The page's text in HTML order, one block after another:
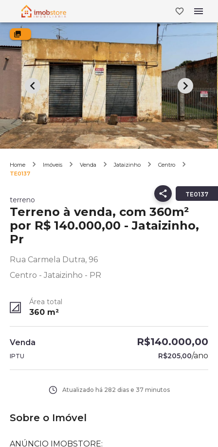
Home Imóveis Venda Jataizinho
Centro
TE0137
TE0137
terreno
Terreno à venda, com 360m²
por R$ 140.000,00 - Jataizinho,
Pr
Rua Carmela Dutra, 96
Centro - Jataizinho - PR
Área total
360 m²
Venda R$140.000,00
IPTU R$205,00/ano
Atualizado há 282 dias e 37 minutos
Sobre o Imóvel
ANÚNCIO IMOBSTORE: